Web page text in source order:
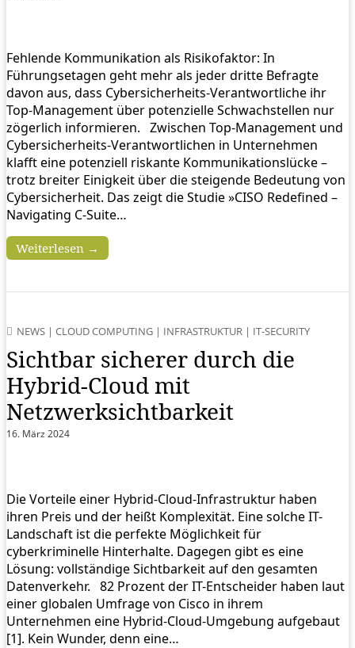
Fehlende Kommunikation als Risikofaktor: In
Führungsetagen geht mehr als jeder dritte Befragte
davon aus, dass Cybersicherheits-Verantwortliche ihr
Top-Management über potenzielle Schwachstellen nur
zögerlich informieren. Zwischen Top-Management und
Cybersicherheits-Verantwortlichen in Unternehmen
klafft eine potenziell riskante Kommunikationslücke –
trotz breiter Einigkeit über die steigende Bedeutung von
Cybersicherheit. Das zeigt die Studie »CISO Redefined –
Navigating C-Suite…
Weiterlesen →
NEWS | CLOUD COMPUTING | INFRASTRUKTUR | IT-SECURITY
Sichtbar sicherer durch die
Hybrid-Cloud mit
Netzwerksichtbarkeit
16. März 2024
Die Vorteile einer Hybrid-Cloud-Infrastruktur haben
ihren Preis und der heißt Komplexität. Eine solche IT-
Landschaft ist die perfekte Möglichkeit für
cyberkriminelle Hinterhalte. Dagegen gibt es eine
Lösung: vollständige Sichtbarkeit auf den gesamten
Datenverkehr. 82 Prozent der IT-Entscheider haben laut
einer globalen Umfrage von Cisco in ihrem
Unternehmen eine Hybrid-Cloud-Umgebung aufgebaut
[1]. Kein Wunder, denn eine…